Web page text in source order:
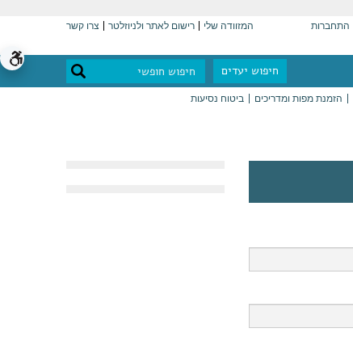
התחברות המזוודה שלי רישום לאתר ולניוזלטר צרו קשר
חיפוש יעדים
הזמנת מפות ומדריכים ביטוח נסיעות